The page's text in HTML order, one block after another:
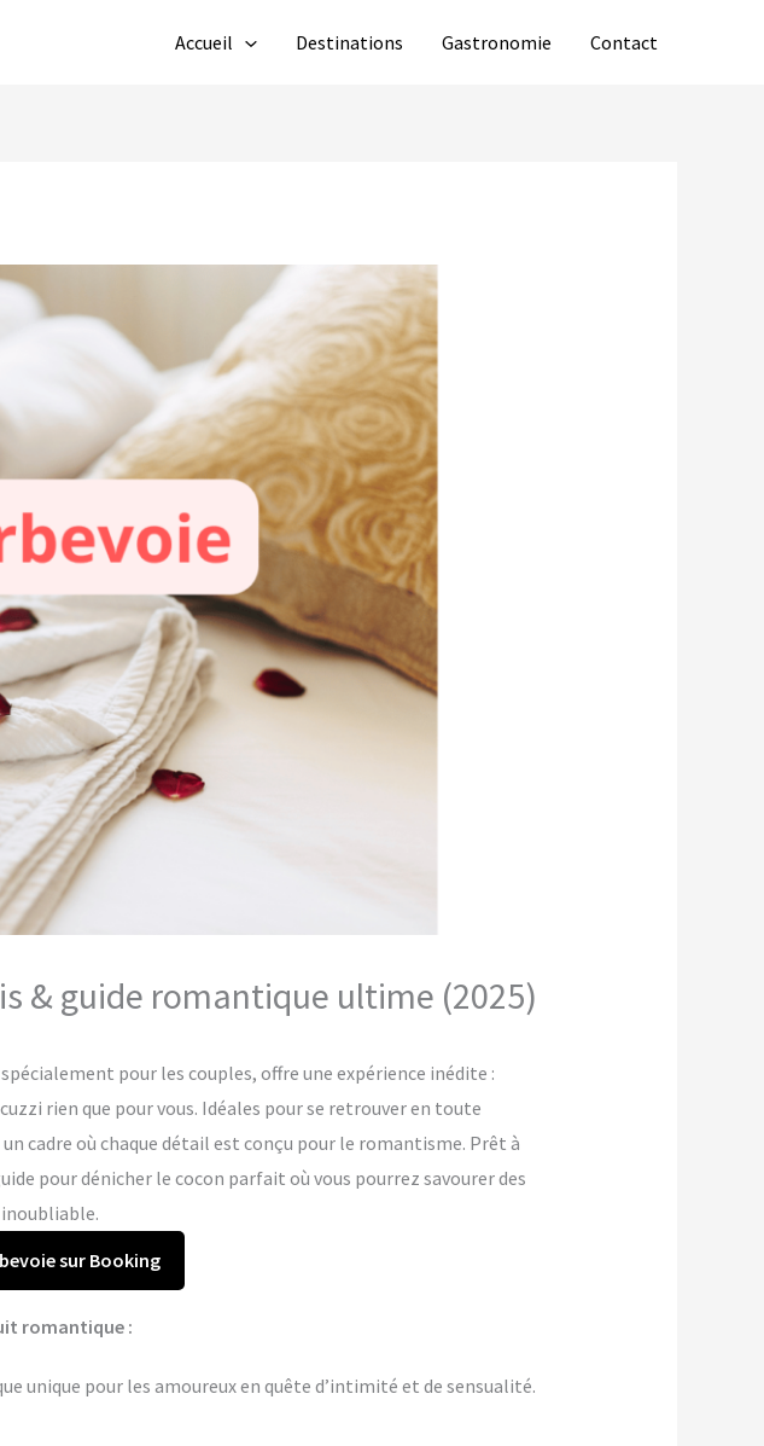
Accueil Destinations Gastronomie Contact
& guide romantique ultime (2025)
pour les couples, offre une expérience inédite :
rien que pour vous. Idéales pour se retrouver en toute
cadre où chaque détail est conçu pour le romantisme. Prêt à
pour dénicher le cocon parfait où vous pourrez savourer des
sur Booking
romantique :
unique pour les amoureux en quête d’intimité et de sensualité.